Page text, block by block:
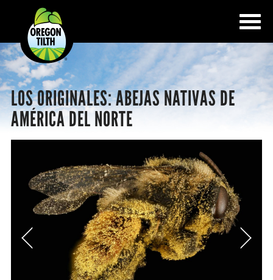
LOS ORIGINALES: ABEJAS NATIVAS DE
AMÉRICA DEL NORTE